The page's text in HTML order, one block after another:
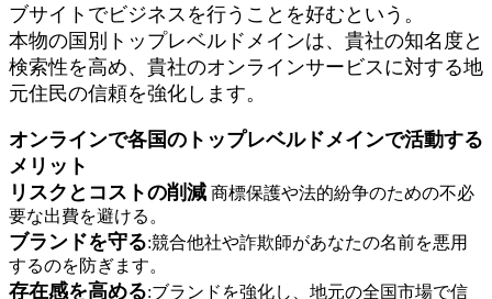
ブサイトでビジネスを行うことを好むという。
本物の国別トップレベルドメインは、貴社の知名度と
検索性を高め、貴社のオンラインサービスに対する地
元住民の信頼を強化します。
オンラインで各国のトップレベルドメインで活動する
メリット
リスクとコストの削減 商標保護や法的紛争のための不必
要な出費を避ける。
ブランドを守る:競合他社や詐欺師があなたの名前を悪用
するのを防ぎます。
存在感を高める:ブランドを強化し、地元の全国市場で信